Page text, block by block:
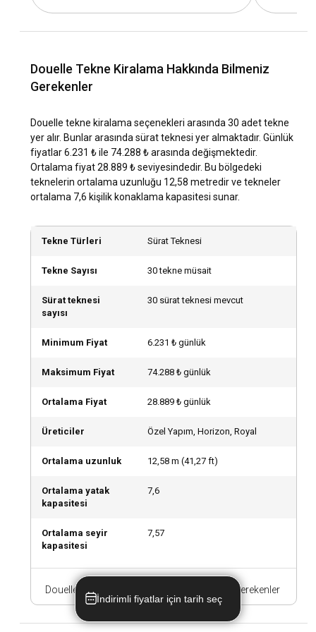
için, bölgedeki hava ve deniz koşulları genellikle oldukça
Douelle lokasyonunun tarihi ve kültürü nasıl
keşfedilir?
yapmaktadır. Bu varlıklar arasında tarihi binalar, müzeler ve
diğer kültürel mekanlar yer almaktadır.
Douelle bölgesindeki en popüler turistik yerler ve
açık hava etkinlikleri nelerdir?
düzenlemektedir. Bu etkinlikler genellikle su sporları,
yürüyüşler ve bisiklet turları gibi etkinliklerdir.
Douelle lokasyonundaki en iyi marinalar ve
Douelle, birçok farklı demirleme bölgesine ve marinaya
sahiptir ve her türlü tekne ve yat için ideal bir konumdadır.
tekne kiralayabilir miyim?
Douelle'da tekne kiralayarak çeşitli etkinlikler
düzenleyebilirsiniz. Bunlar arasında romantik akşam
yemekleri, doğum günü partileri, bekarlığa veda partileri ve
hatta iş toplantıları gibi etkinlikler bulunmaktadır.
Douelle lokasyonunda kaptanlı mı kaptansız mı
Douelle'da tekne kiralarken kaptanlı veya kaptansız
denizciler için daha uygun olabilirken, kaptansız seçenek
daha fazla özgürlük ve esneklik sağlar.
Douelle lokasyonunda mürettebatlı mı yoksa
Douelle Tekne Kiralama Hakkında Bilmeniz
Gerekenler
Douelle tekne kiralama seçenekleri arasında 30 adet tekne
yer alır. Bunlar arasında sürat teknesi yer almaktadır. Günlük
fiyatlar 6.231 ₺ ile 74.288 ₺ arasında değişmektedir.
Ortalama fiyat 28.889 ₺ seviyesindedir. Bu bölgedeki
teknelerin ortalama uzunluğu 12,58 metredir ve tekneler
ortalama 7,6 kişilik konaklama kapasitesi sunar.
Douelle Tekne Kiralama Hakkında Bilmeniz Gerekenler
Tekne Türleri Sürat Teknesi
Tekne Sayısı 30 tekne müsait
Sürat teknesi
sayısı
30 sürat teknesi mevcut
Minimum Fiyat 6.231 ₺ günlük
Maksimum Fiyat 74.288 ₺ günlük
Ortalama Fiyat 28.889 ₺ günlük
Üreticiler Özel Yapım, Horizon, Royal
Ortalama uzunluk 12,58 m (41,27 ft)
Ortalama yatak
kapasitesi
7,6
Ortalama seyir
kapasitesi
7,57
İndirimli fiyatlar için tarih seç